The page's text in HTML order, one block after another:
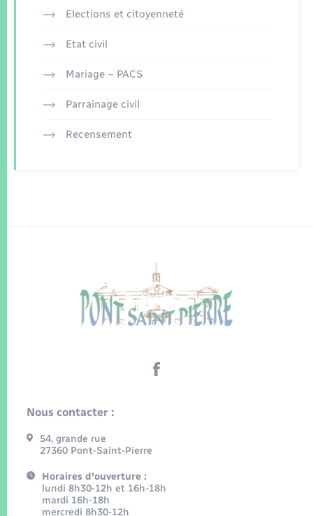
Elections et citoyenneté
Etat civil
Mariage – PACS
Parrainage civil
Recensement
Nous contacter :
54, grande rue
27360 Pont-Saint-Pierre
Horaires d'ouverture :
lundi 8h30-12h et 16h-18h
mardi 16h-18h
mercredi 8h30-12h